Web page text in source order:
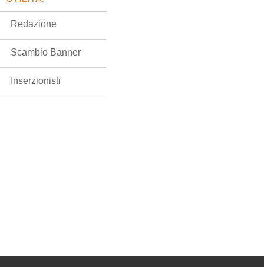
Redazione
Scambio Banner
Inserzionisti